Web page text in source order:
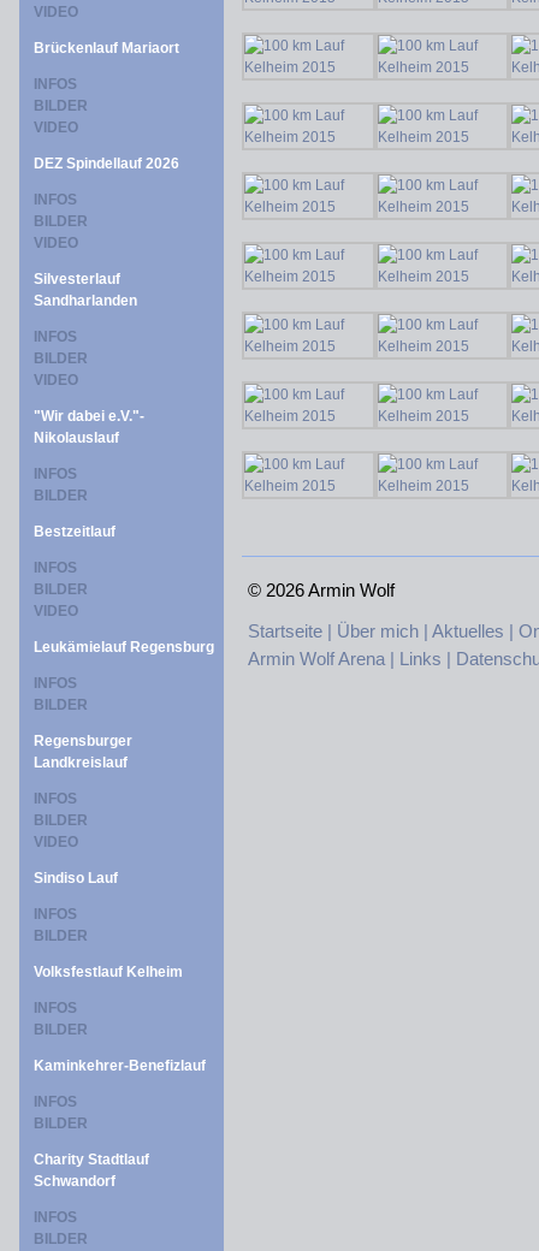
VIDEO
Brückenlauf Mariaort
INFOS
BILDER
VIDEO
DEZ Spindellauf 2026
INFOS
BILDER
VIDEO
Silvesterlauf
Sandharlanden
INFOS
BILDER
VIDEO
"Wir dabei e.V."-
Nikolauslauf
INFOS
BILDER
Bestzeitlauf
INFOS
BILDER
VIDEO
Leukämielauf Regensburg
INFOS
BILDER
Regensburger
Landkreislauf
INFOS
BILDER
VIDEO
Sindiso Lauf
INFOS
BILDER
Volksfestlauf Kelheim
INFOS
BILDER
Kaminkehrer-Benefizlauf
INFOS
BILDER
Charity Stadtlauf
Schwandorf
INFOS
BILDER
© 2026 Armin Wolf
Startseite | Über mich | Aktuelles |
Armin Wolf Arena | Links |